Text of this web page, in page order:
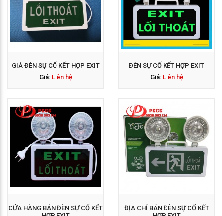
GIÁ ĐÈN SỰ CỐ KẾT HỢP EXIT
Giá: Liên hệ
GỌI NGAY: 0938 563
114
ĐÈN SỰ CỐ KẾT HỢP EXIT
Giá: Liên hệ
CỬA HÀNG BÁN ĐÈN SỰ CỐ KẾT
GỌI NGAY: 0938 563
114
ĐỊA CHỈ BÁN ĐÈN SỰ CỐ KẾT